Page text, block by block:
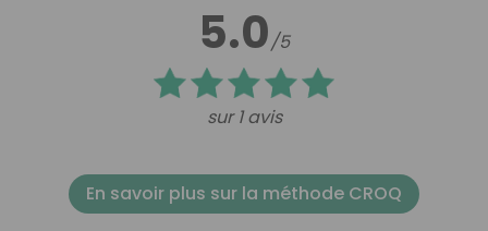
5.0/5
sur 1 avis
En savoir plus sur la méthode CROQ